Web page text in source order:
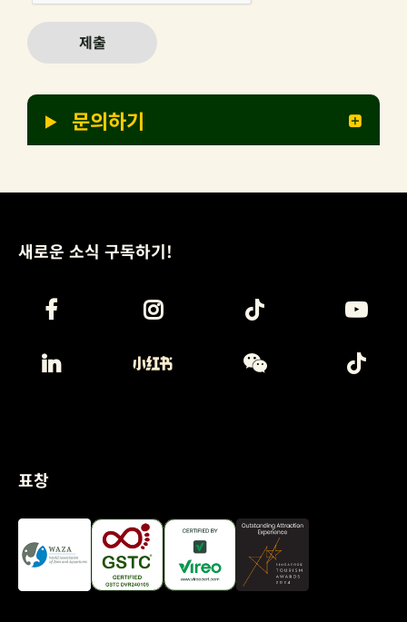
제출
문의하기
새로운 소식 구독하기!
표창